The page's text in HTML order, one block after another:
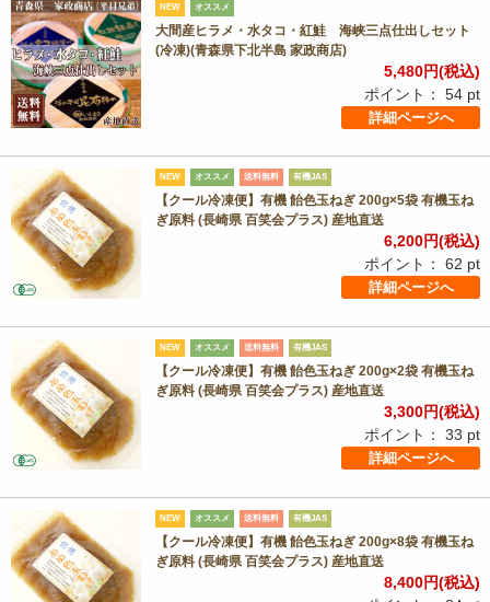
NEW オススメ
大間産ヒラメ・水タコ・紅鮭 海峡三点仕出しセット
(冷凍)(青森県下北半島 家政商店)
5,480円(税込)
ポイント： 54 pt
詳細ページへ
NEW オススメ 送料無料 有機JAS
【クール冷凍便】有機 飴色玉ねぎ 200g×5袋 有機玉ね
ぎ原料 (長崎県 百笑会プラス) 産地直送
6,200円(税込)
ポイント： 62 pt
詳細ページへ
NEW オススメ 送料無料 有機JAS
【クール冷凍便】有機 飴色玉ねぎ 200g×2袋 有機玉ね
ぎ原料 (長崎県 百笑会プラス) 産地直送
3,300円(税込)
ポイント： 33 pt
詳細ページへ
NEW オススメ 送料無料 有機JAS
【クール冷凍便】有機 飴色玉ねぎ 200g×8袋 有機玉ね
ぎ原料 (長崎県 百笑会プラス) 産地直送
8,400円(税込)